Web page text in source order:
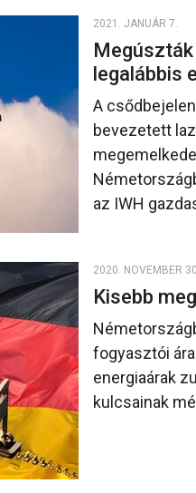
2021. JANUÁR 7.
legalábbis
A
bevezetett
az IWH
2020. NOVEMBER
Kisebb
fogyasztói
energiaárak
kulcsainak